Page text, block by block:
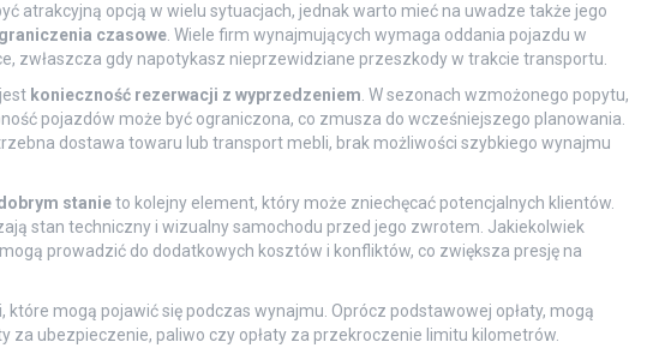
atrakcyjną opcją w wielu sytuacjach, jednak warto mieć na uwadze także jego
czasowe. Wiele firm wynajmujących wymaga oddania pojazdu w
zwłaszcza gdy napotykasz nieprzewidziane przeszkody w trakcie transportu.
konieczność rezerwacji z wyprzedzeniem . W sezonach wzmożonego popytu,
pojazdów może być ograniczona, co zmusza do wcześniejszego planowania.
dostawa towaru lub transport mebli, brak możliwości szybkiego wynajmu
stanieto kolejny element, który może zniechęcać potencjalnych klientów.
stan techniczny i wizualny samochodu przed jego zwrotem. Jakiekolwiek
prowadzić do dodatkowych kosztów i konfliktów, co zwiększa presję na
mogą pojawić się podczas wynajmu. Oprócz podstawowej opłaty, mogą
za ubezpieczenie, paliwo czy opłaty za przekroczenie limitu kilometrów.